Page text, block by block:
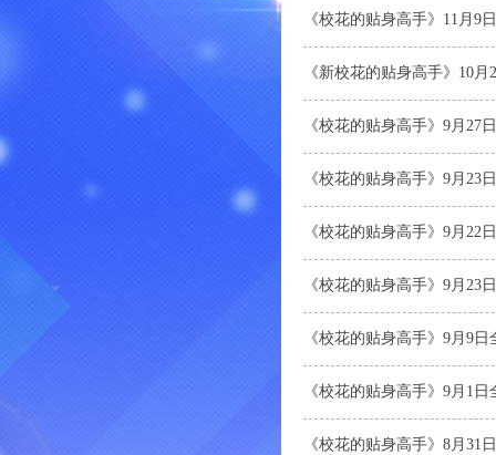
《校花的贴身高手》11月9
《新校花的贴身高手》10
《校花的贴身高手》9月27
《校花的贴身高手》9月23
《校花的贴身高手》9月22
《校花的贴身高手》9月23
《校花的贴身高手》9月9
《校花的贴身高手》9月1
《校花的贴身高手》8月31